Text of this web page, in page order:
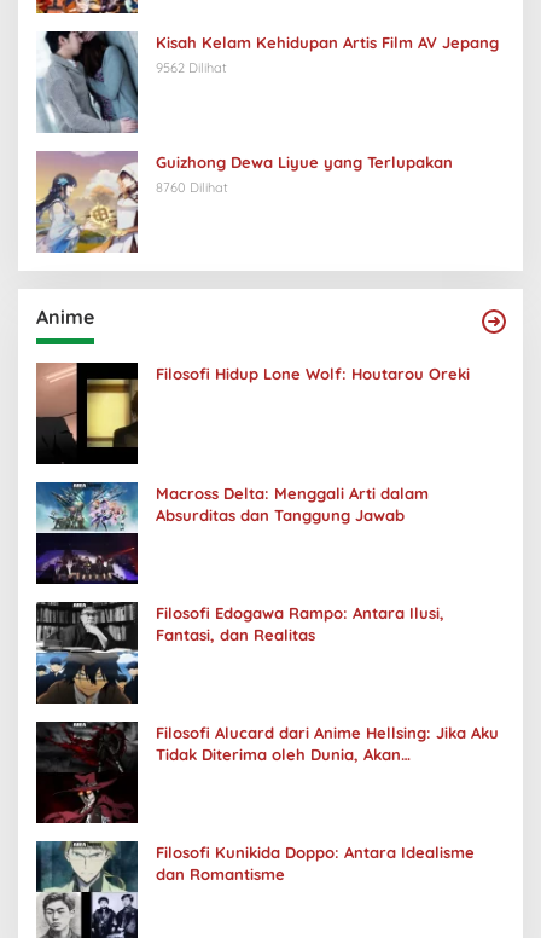
Kisah Kelam Kehidupan Artis Film AV Jepang
9562 Dilihat
Guizhong Dewa Liyue yang Terlupakan
8760 Dilihat
Anime
Filosofi Hidup Lone Wolf: Houtarou Oreki
Macross Delta: Menggali Arti dalam
Absurditas dan Tanggung Jawab
Filosofi Edogawa Rampo: Antara Ilusi,
Fantasi, dan Realitas
Filosofi Alucard dari Anime Hellsing: Jika Aku
Tidak Diterima oleh Dunia, Akan
Filosofi Kunikida Doppo: Antara Idealisme
dan Romantisme